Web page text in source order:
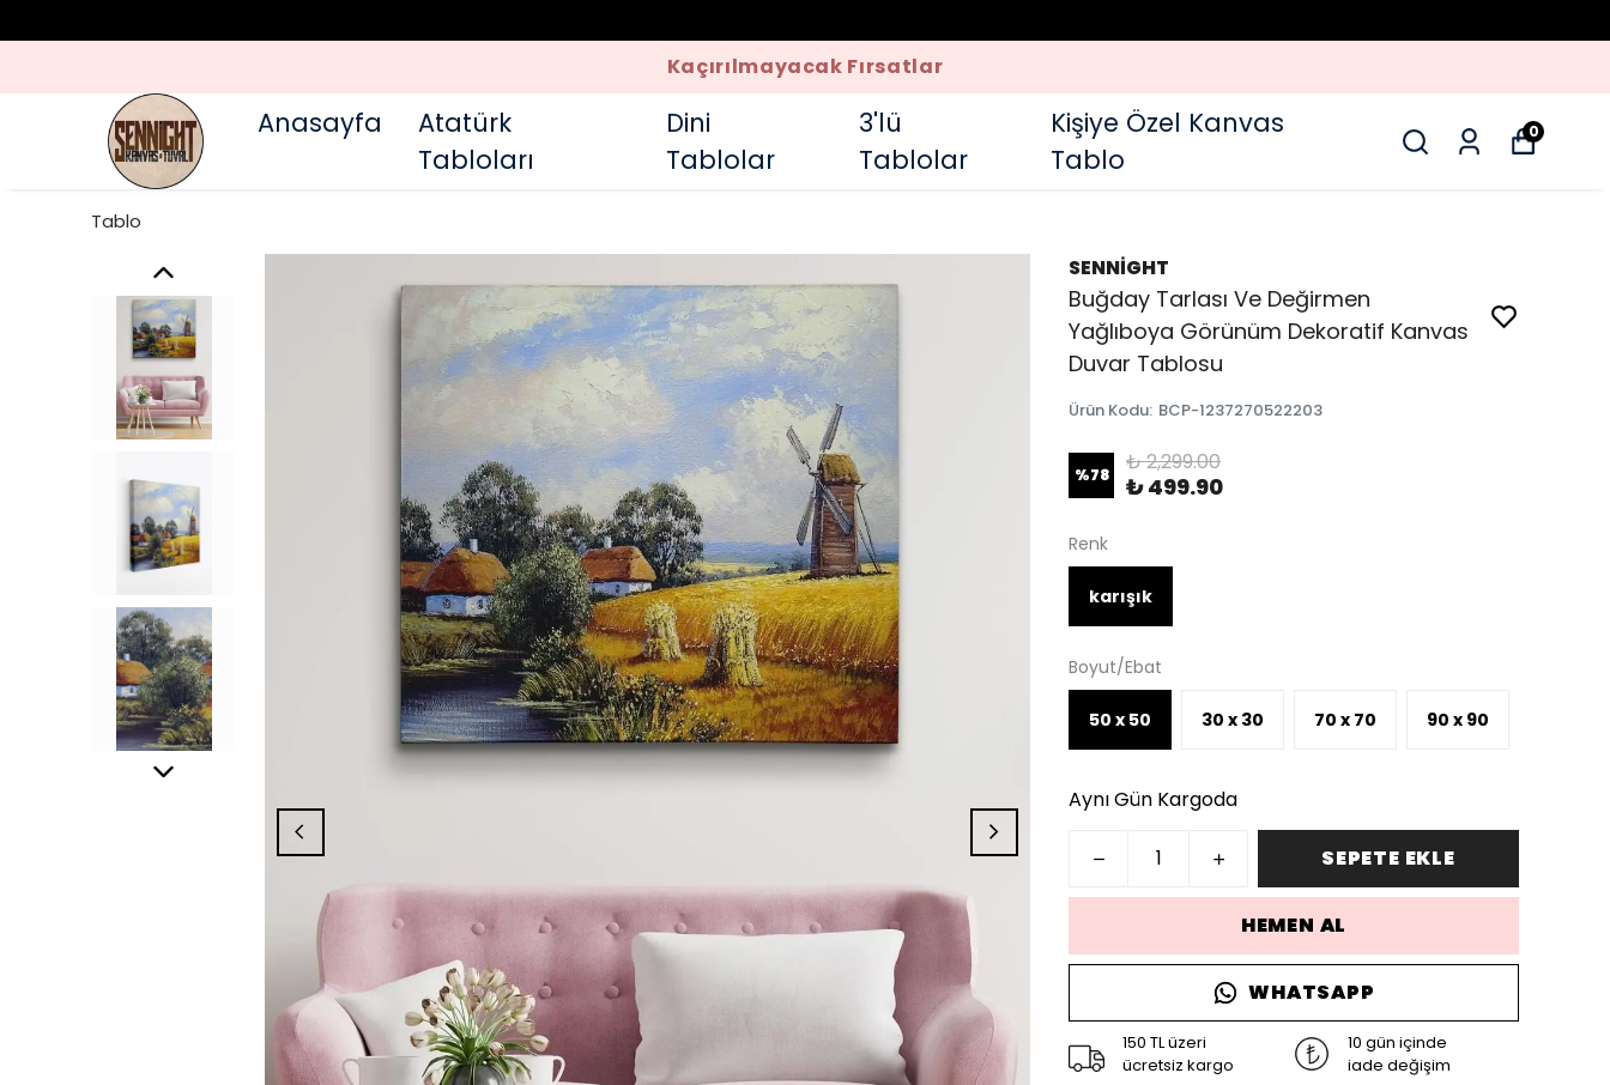
Kaçırılmayacak Fırsatlar
Anasayfa
Atatürk
Tabloları
Dini
Tablolar
3'lü
Tablolar
Kişiye Özel Kanvas
Tablo
0
Tablo
SENNİGHT
Buğday Tarlası Ve Değirmen
Yağlıboya Görünüm Dekoratif Kanvas
Duvar Tablosu
Ürün Kodu: BCP-1237270522203
%78 ₺ 2,299.00
₺ 499.90
Renk
karışık
Boyut/Ebat
50 x 50 30 x 30 70 x 70 90 x 90
Aynı Gün Kargoda
SEPETE EKLE
HEMEN AL
WHATSAPP
150 TL üzeri
ücretsiz kargo
10 gün içinde
iade değişim